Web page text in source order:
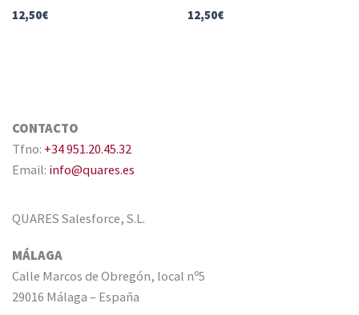
12,50€ 12,50€
CONTACTO
Tfno: +34 951.20.45.32
Email: info@quares.es
QUARES Salesforce, S.L.
MÁLAGA
Calle Marcos de Obregón, local nº5
29016 Málaga – España